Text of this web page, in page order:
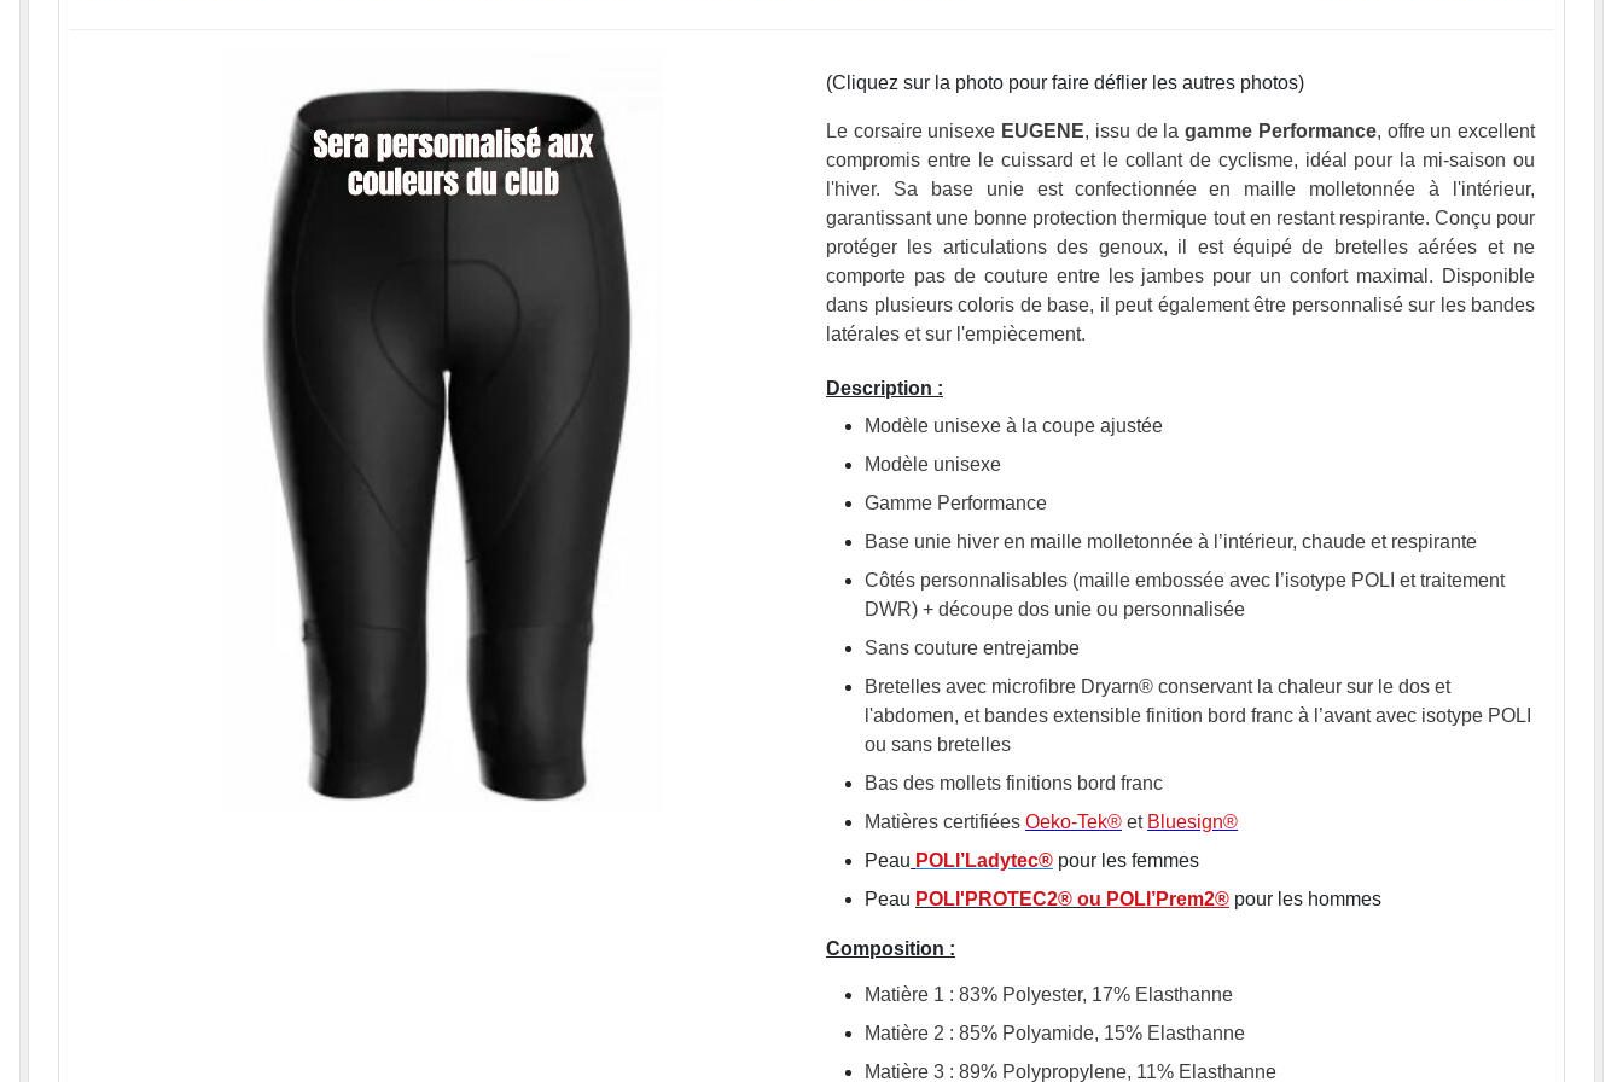
(Cliquez sur la photo pour faire déflier les autres photos)
Le corsaire unisexe EUGENE, issu de lagamme Performance, offre un excellent
compromis entre le cuissard et le collant de cyclisme, idéal pour la mi-saison ou
l'hiver. Sa base unie est confectionnée en maille molletonnée à l'intérieur,
garantissant une bonne protection thermique tout en restant respirante. Conçu pour
protéger les articulations des genoux, il est équipé de bretelles aérées et ne
comporte pas de couture entre les jambes pour un confort maximal. Disponible
dans plusieurs coloris de base, il peut également être personnalisé sur les bandes
latérales et sur l'empiècement.
Description :
Modèle unisexe à la coupe ajustée
Modèle unisexe
Gamme Performance
Base unie hiver en maille molletonnée à l’intérieur, chaude et respirante
Côtés personnalisables (maille embossée avec l’isotype POLI et traitement
DWR) + découpe dos unie ou personnalisée
Sans couture entrejambe
Bretelles avec microfibre Dryarn® conservant la chaleur sur le dos et
l'abdomen, et bandes extensible finition bord franc à l’avant avec isotype POLI
ou sans bretelles
Bas des mollets finitions bord franc
Matières certifiées Oeko-Tek® et Bluesign®
Peau POLI’Ladytec® pour les femmes
Peau POLI'PROTEC2® ou POLI’Prem2® pour les hommes
Composition :
Matière 1 : 83% Polyester, 17% Elasthanne
Matière 2 : 85% Polyamide, 15% Elasthanne
Matière 3 : 89% Polypropylene, 11% Elasthanne